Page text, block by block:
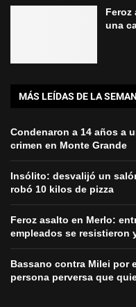
Feroz
una
MÁS LEÍDAS DE LA
Condenaron a 14 años a
crimen en Monte Grande
Insólito: desvalijó un
robó 10 kilos de pizza
Feroz asalto en Merlo:
empleados se resistieron
Bassano contra Milei por
persona perversa que